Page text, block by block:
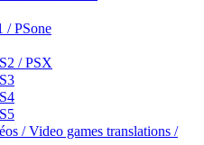
/ PSone
/ PSX
/ Video games translations /